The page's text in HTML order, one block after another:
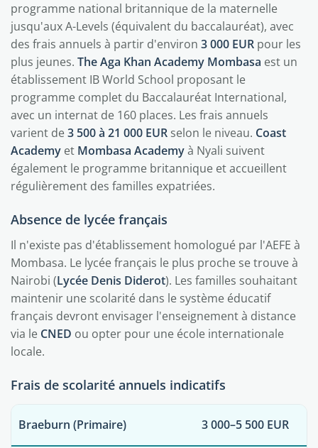
programme national britannique de la maternelle
jusqu'aux A-Levels (équivalent du baccalauréat), avec
des frais annuels à partir d'environ 3 000 EUR pour les
plus jeunes. The Aga Khan Academy Mombasa est un
établissement IB World School proposant le
programme complet du Baccalauréat International,
avec un internat de 160 places. Les frais annuels
varient de3 500 à 21 000 EUR selon le niveau. Coast
Academy et Mombasa Academyà Nyali suivent
également le programme britannique et accueillent
régulièrement des familles expatriées.
Absence de lycée français
Il n'existe pas d'établissement homologué par l'AEFE à
Mombasa. Le lycée français le plus proche se trouve à
Nairobi (Lycée Denis Diderot). Les familles souhaitant
maintenir une scolarité dans le système éducatif
français devront envisager l'enseignement à distance
via le CNED ou opter pour une école internationale
locale.
Frais de scolarité annuels indicatifs
Braeburn (Primaire) 3 000–5 500 EUR